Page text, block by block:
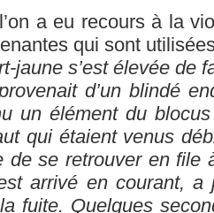
a eu recours à la
qui sont
jaune s’est élevée de
d’un blindé
un élément du
qui étaient venus
de se retrouver en file
arrivé en courant, a
fuite. Quelques